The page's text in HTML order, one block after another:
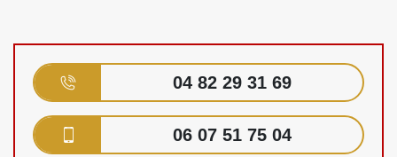
04 82 29 31 69
06 07 51 75 04